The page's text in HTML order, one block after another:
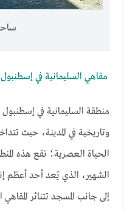
مقاهي السليمانية في إسطنبول
منطقة السليمانية في إسطنبول
وتاريخية في المدينة، حيث
الحياة العصرية؛ تقع هذه
الشهير، الذي يُعد أحد أعظم
إلى جانب المسجد تتناثر